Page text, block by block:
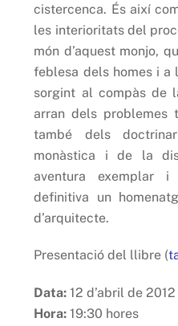
cistercenca. És així
les interioritats del
món d’aquest monjo,
feblesa dels homes i a
sorgint al compàs de
arran dels problemes
també dels
monàstica i de la
aventura exemplar
definitiva un
d’arquitecte.
Presentació del llibre (
Data: 12 d’abril de 2012
Hora:19:30 hores